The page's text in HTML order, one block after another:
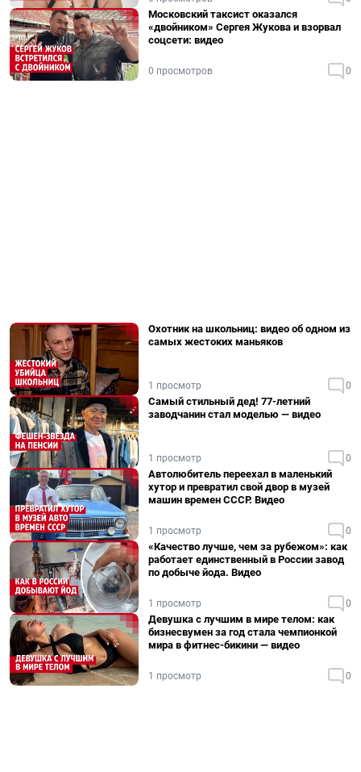
Московский таксист оказался
«двойником» Сергея Жукова и взорвал
соцсети: видео
0 просмотров 0
Охотник на школьниц: видео об одном из
самых жестоких маньяков
1 просмотр 0
Самый стильный дед! 77-летний
заводчанин стал моделью — видео
1 просмотр 0
Автолюбитель переехал в маленький
хутор и превратил свой двор в музей
машин времен СССР. Видео
1 просмотр 0
«Качество лучше, чем за рубежом»: как
работает единственный в России завод
по добыче йода. Видео
1 просмотр 0
Девушка с лучшим в мире телом: как
бизнесвумен за год стала чемпионкой
мира в фитнес-бикини — видео
1 просмотр 0